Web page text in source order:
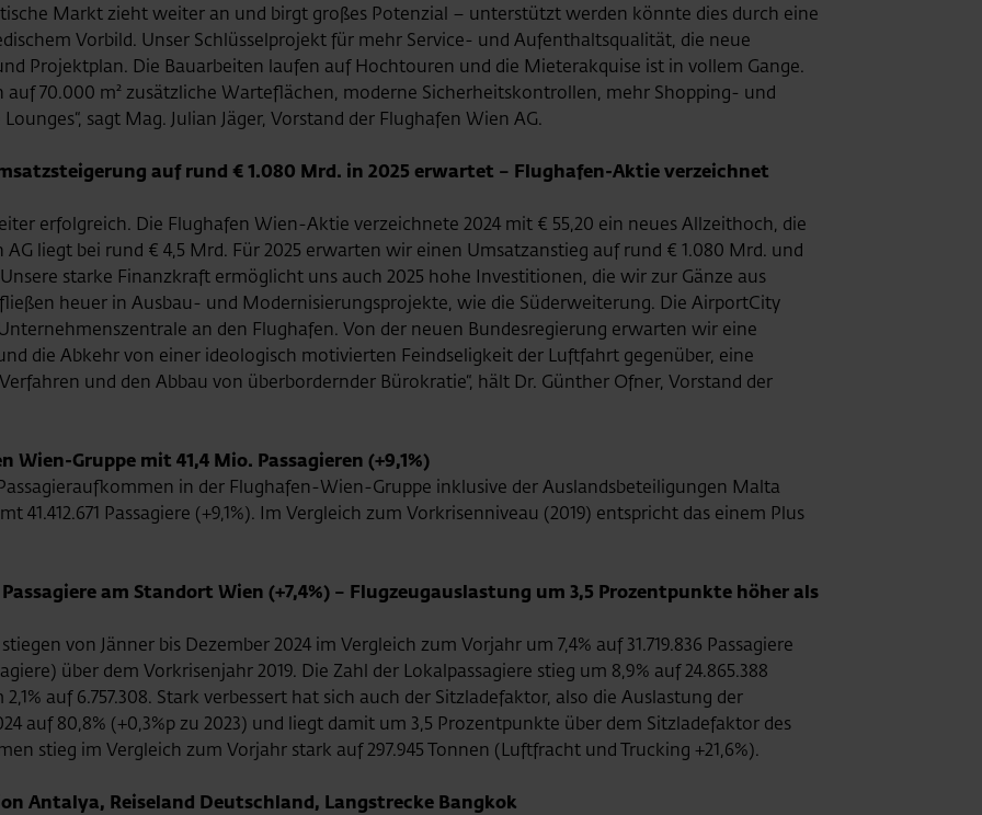
Markt zieht weiter an und birgt großes Potenzial – unterstützt werden könnte dies durch eine
Vorbild. Unser Schlüsselprojekt für mehr Service- und Aufenthaltsqualität, die neue
Projektplan. Die Bauarbeiten laufen auf Hochtouren und die Mieterakquise ist in vollem Gange.
auf 70.000 m² zusätzliche Warteflächen, moderne Sicherheitskontrollen, mehr Shopping- und
sagt Mag. Julian Jäger, Vorstand der Flughafen Wien AG.
auf rund € 1.080 Mrd. in 2025 erwartet – Flughafen-Aktie verzeichnet
erfolgreich. Die Flughafen Wien-Aktie verzeichnete 2024 mit € 55,20 ein neues Allzeithoch, die
liegt bei rund € 4,5 Mrd. Für 2025 erwarten wir einen Umsatzanstieg auf rund € 1.080 Mrd. und
starke Finanzkraft ermöglicht uns auch 2025 hohe Investitionen, die wir zur Gänze aus
heuer in Ausbau- und Modernisierungsprojekte, wie die Süderweiterung. Die AirportCity
an den Flughafen. Von der neuen Bundesregierung erwarten wir eine
die Abkehr von einer ideologisch motivierten Feindseligkeit der Luftfahrt gegenüber, eine
und den Abbau von überbordernder Bürokratie“, hält Dr. Günther Ofner, Vorstand der
Gruppe mit 41,4 Mio. Passagieren (+9,1%)
in der Flughafen-Wien-Gruppe inklusive der Auslandsbeteiligungen Malta
41.412.671 Passagiere (+9,1%). Im Vergleich zum Vorkrisenniveau (2019) entspricht das einem Plus
am Standort Wien (+7,4%) – Flugzeugauslastung um 3,5 Prozentpunkte höher als
von Jänner bis Dezember 2024 im Vergleich zum Vorjahr um 7,4% auf 31.719.836 Passagiere
über dem Vorkrisenjahr 2019. Die Zahl der Lokalpassagiere stieg um 8,9% auf 24.865.388
auf 6.757.308. Stark verbessert hat sich auch der Sitzladefaktor, also die Auslastung der
auf 80,8% (+0,3%p zu 2023) und liegt damit um 3,5 Prozentpunkte über dem Sitzladefaktor des
stieg im Vergleich zum Vorjahr stark auf 297.945 Tonnen (Luftfracht und Trucking +21,6%).
Antalya, Reiseland Deutschland, Langstrecke Bangkok